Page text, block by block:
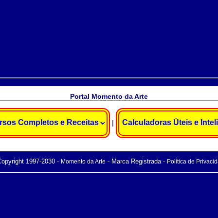
Portal Momento da Arte
|
1997-2030 - Momento da Arte - Marca Registrada - Política de